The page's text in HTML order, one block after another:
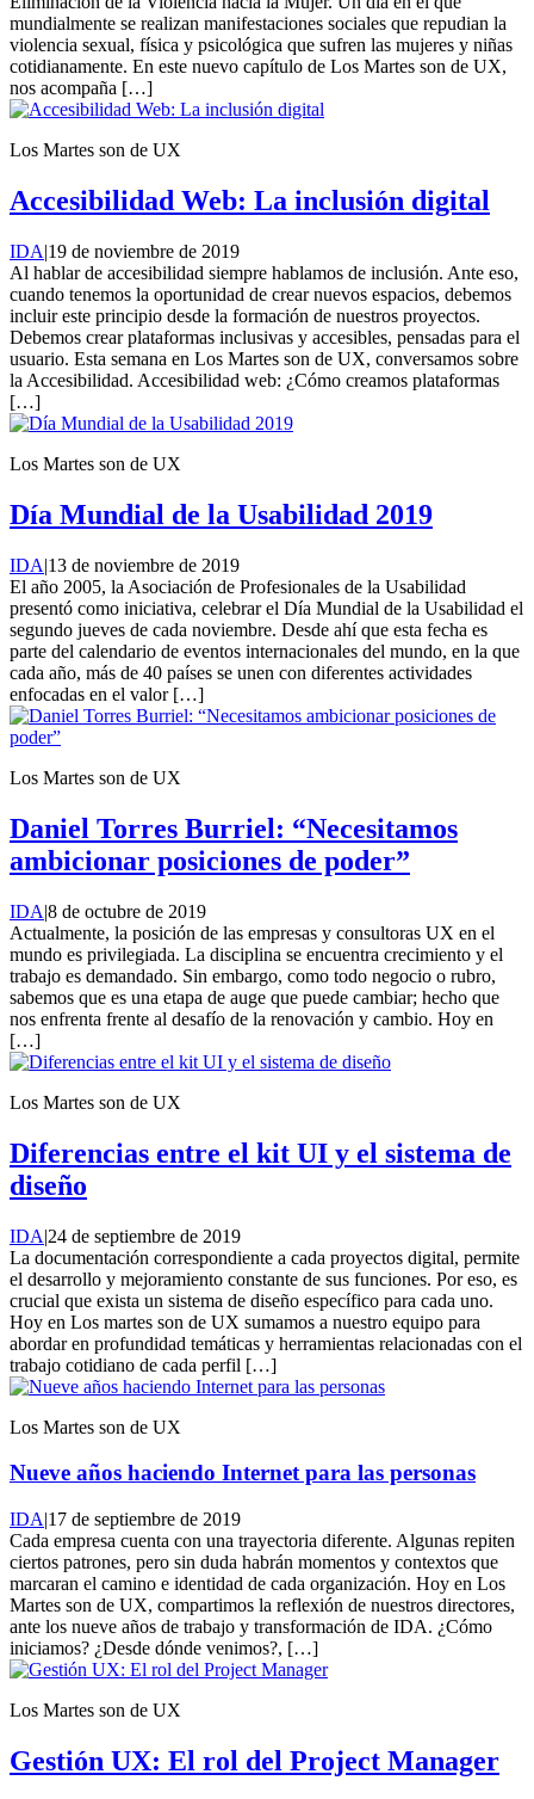
mundialmente se realizan manifestaciones sociales que repudian la
violencia sexual, física y psicológica que sufren las mujeres y niñas
cotidianamente. En este nuevo capítulo de Los Martes son de UX,
nos acompaña […]
Los Martes son de UX
Accesibilidad Web: La inclusión digital
IDA|19 de noviembre de 2019
Al hablar de accesibilidad siempre hablamos de inclusión. Ante eso,
cuando tenemos la oportunidad de crear nuevos espacios, debemos
incluir este principio desde la formación de nuestros proyectos.
Debemos crear plataformas inclusivas y accesibles, pensadas para el
usuario. Esta semana en Los Martes son de UX, conversamos sobre
la Accesibilidad. Accesibilidad web: ¿Cómo creamos plataformas
[…]
Los Martes son de UX
Día Mundial de la Usabilidad 2019
IDA|13 de noviembre de 2019
El año 2005, la Asociación de Profesionales de la Usabilidad
presentó como iniciativa, celebrar el Día Mundial de la Usabilidad el
segundo jueves de cada noviembre. Desde ahí que esta fecha es
parte del calendario de eventos internacionales del mundo, en la que
cada año, más de 40 países se unen con diferentes actividades
enfocadas en el valor […]
Los Martes son de UX
Daniel Torres Burriel: “Necesitamos
ambicionar posiciones de poder”
IDA|8 de octubre de 2019
Actualmente, la posición de las empresas y consultoras UX en el
mundo es privilegiada. La disciplina se encuentra crecimiento y el
trabajo es demandado. Sin embargo, como todo negocio o rubro,
sabemos que es una etapa de auge que puede cambiar; hecho que
nos enfrenta frente al desafío de la renovación y cambio. Hoy en
[…]
Los Martes son de UX
Diferencias entre el kit UI y el sistema de
diseño
IDA|24 de septiembre de 2019
La documentación correspondiente a cada proyectos digital, permite
el desarrollo y mejoramiento constante de sus funciones. Por eso, es
crucial que exista un sistema de diseño específico para cada uno.
Hoy en Los martes son de UX sumamos a nuestro equipo para
abordar en profundidad temáticas y herramientas relacionadas con el
trabajo cotidiano de cada perfil […]
Los Martes son de UX
Nueve años haciendo Internet para las personas
IDA|17 de septiembre de 2019
Cada empresa cuenta con una trayectoria diferente. Algunas repiten
ciertos patrones, pero sin duda habrán momentos y contextos que
marcaran el camino e identidad de cada organización. Hoy en Los
Martes son de UX, compartimos la reflexión de nuestros directores,
ante los nueve años de trabajo y transformación de IDA. ¿Cómo
iniciamos? ¿Desde dónde venimos?, […]
Los Martes son de UX
Gestión UX: El rol del Project Manager